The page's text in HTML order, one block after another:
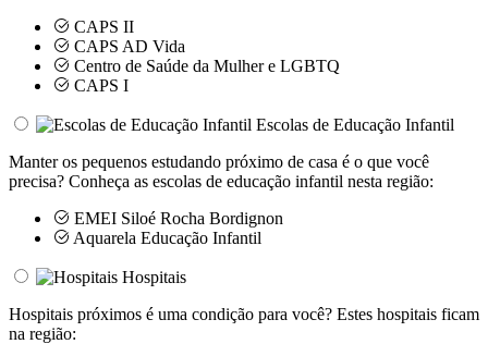
CAPS II
CAPS AD Vida
Centro de Saúde da Mulher e LGBTQ
CAPS I
Escolas de Educação Infantil
Manter os pequenos estudando próximo de casa é o que você
precisa? Conheça as escolas de educação infantil nesta região:
EMEI Siloé Rocha Bordignon
Aquarela Educação Infantil
Hospitais
Hospitais próximos é uma condição para você? Estes hospitais ficam
na região: